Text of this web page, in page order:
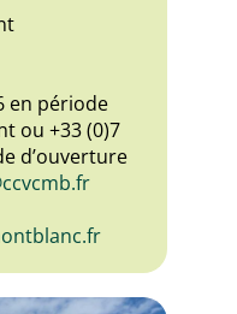
en période
ou +33 (0)7
d’ouverture